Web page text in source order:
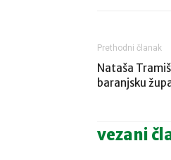
Prethodni članak
Nataša
baranjsku
vezani